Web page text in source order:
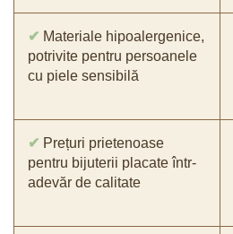
✔ Materiale hipoalergenice,
potrivite pentru persoanele
cu piele sensibilă
✔ Prețuri prietenoase
pentru bijuterii placate într-
adevăr de calitate